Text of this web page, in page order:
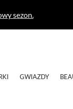
sezon.
GWIAZDY